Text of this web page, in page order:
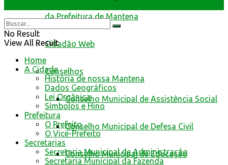
da Prefeitura de Mantena
Cidadão Web
Conselhos
Conselho Municipal de Assistência Social
Conselho Municipal de Defesa Civil
Conselho Municipal de Educação
No Result
View All Result
Home
A Cidade
História de nossa Mantena
Dados Geográficos
Lei Orgânica
Símbolos e Hino
Prefeitura
O Prefeito
O Vice-Prefeito
Secretarias
Secretaria Municipal de Administração
Secretaria Municipal da Fazenda